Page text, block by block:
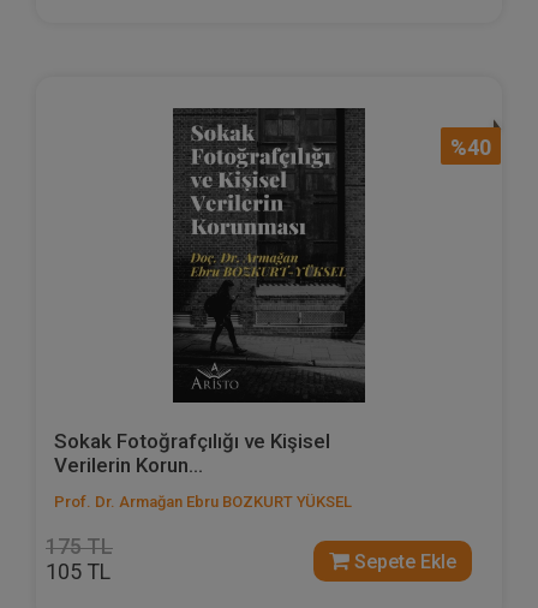
%40
Sokak Fotoğrafçılığı ve Kişisel
Verilerin Korun...
Prof. Dr. Armağan Ebru BOZKURT YÜKSEL
175 TL
105 TL Sepete Ekle